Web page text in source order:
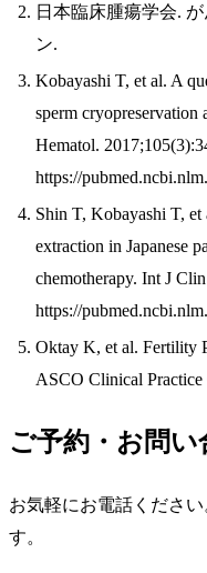
日本臨床腫瘍学会.
ン.
Kobayashi T, et al. A
sperm cryopreservation
Hematol.
https://
Shin T, Kobayashi T,
extraction in Japanese
chemotherapy. Int J
https://
Oktay K, et al. Fertility
ASCO Clinical
ご予約・お問い
お気軽にお電話くださ
す。